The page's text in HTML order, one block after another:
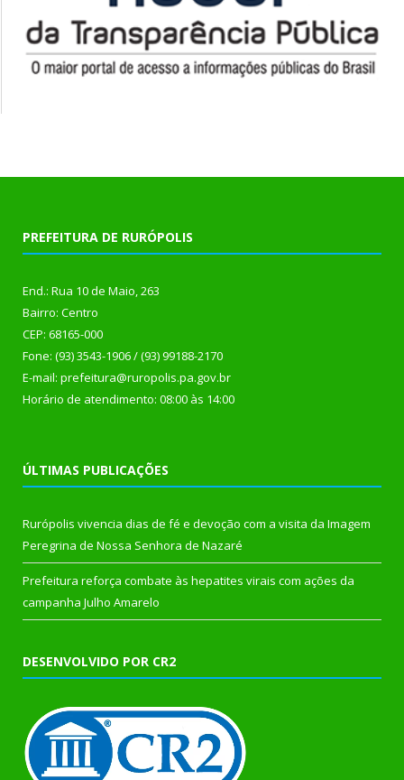
PREFEITURA DE RURÓPOLIS
End.: Rua 10 de Maio, 263
Bairro: Centro
CEP: 68165-000
Fone: (93) 3543-1906 / (93) 99188-2170
E-mail: prefeitura@ruropolis.pa.gov.br
Horário de atendimento: 08:00 às 14:00
ÚLTIMAS PUBLICAÇÕES
Rurópolis vivencia dias de fé e devoção com a visita da Imagem
Peregrina de Nossa Senhora de Nazaré
Prefeitura reforça combate às hepatites virais com ações da
campanha Julho Amarelo
DESENVOLVIDO POR CR2